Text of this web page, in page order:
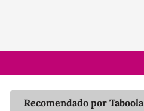
Recomendado por Taboola